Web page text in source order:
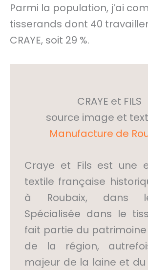
Parmi la population, j’ai
tisserands dont 40
CRAYE, soit 29 %.
CRAYE et FILS
source image et
Manufacture de
Craye et Fils est une
textile française
à Roubaix, dans
Spécialisée dans le
fait partie du
de la région,
majeur de la laine et